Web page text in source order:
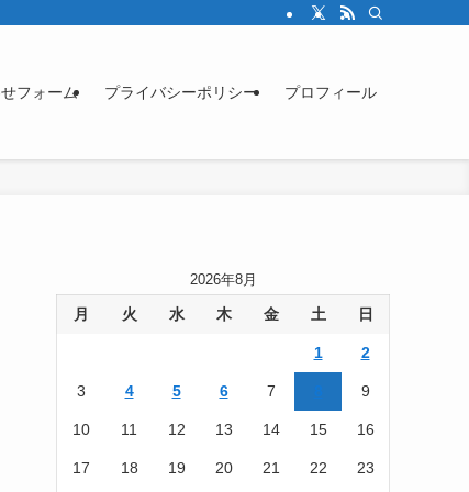
フォーム プライバシーポリシー プロフィール
2026年8月
月 火 水 木 金 土 日
1 2
3 4 5 6 7 9
10 11 12 13 14 15 16
17 18 19 20 21 22 23